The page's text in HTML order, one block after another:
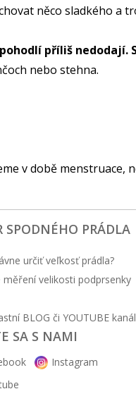
něco sladkého a
příliš nedodají.
nebo stehna.
v době menstruace,
SPODNÉHO PRÁDLA
určiť veľkosť prádla?
měření velikosti podprsenky
BLOG či YOUTUBE
SA S NAMI
Instagram